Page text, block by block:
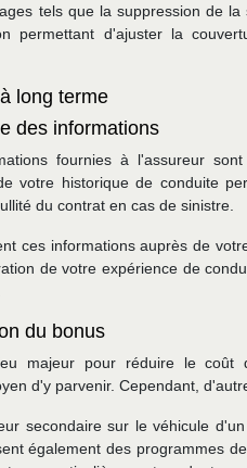
tels que la suppression de
permettant d'ajuster la
long terme
des informations
fournies à l'assureur
votre historique de conduite
du contrat en cas de sinistre.
ces informations auprès de
de votre expérience de
du bonus
majeur pour réduire le coût
d'y parvenir. Cependant,
secondaire sur le véhicule
également des programmes